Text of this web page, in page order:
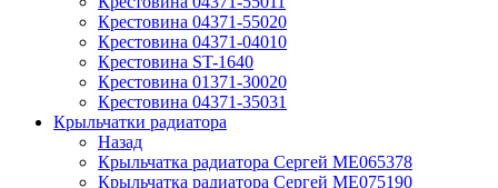
Крестовина 04371-55020
Крестовина 04371-04010
Крестовина ST-1640
Крестовина 01371-30020
Крестовина 04371-35031
Крыльчатки радиатора
Назад
Крыльчатка радиатора Сергей ME065378
Крыльчатка радиатора Сергей ME075190